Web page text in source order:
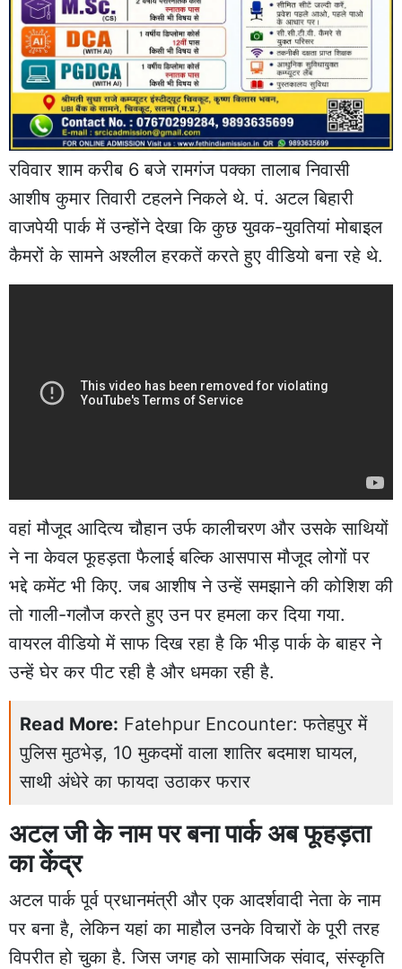
रविवार शाम करीब 6 बजे रामगंज पक्का तालाब निवासी
आशीष कुमार तिवारी टहलने निकले थे. पं. अटल बिहारी
वाजपेयी पार्क में उन्होंने देखा कि कुछ युवक-युवतियां मोबाइल
कैमरों के सामने अश्लील हरकतें करते हुए वीडियो बना रहे थे.
वहां मौजूद आदित्य चौहान उर्फ कालीचरण और उसके साथियों
ने ना केवल फूहड़ता फैलाई बल्कि आसपास मौजूद लोगों पर
भद्दे कमेंट भी किए. जब आशीष ने उन्हें समझाने की कोशिश की
तो गाली-गलौज करते हुए उन पर हमला कर दिया गया.
वायरल वीडियो में साफ दिख रहा है कि भीड़ पार्क के बाहर ने
उन्हें घेर कर पीट रही है और धमका रही है.
Read More: Fatehpur Encounter: फतेहपुर में
पुलिस मुठभेड़, 10 मुकदमों वाला शातिर बदमाश घायल,
साथी अंधेरे का फायदा उठाकर फरार
अटल जी के नाम पर बना पार्क अब फूहड़ता
का केंद्र
अटल पार्क पूर्व प्रधानमंत्री और एक आदर्शवादी नेता के नाम
पर बना है, लेकिन यहां का माहौल उनके विचारों के पूरी तरह
विपरीत हो चुका है. जिस जगह को सामाजिक संवाद, संस्कृति